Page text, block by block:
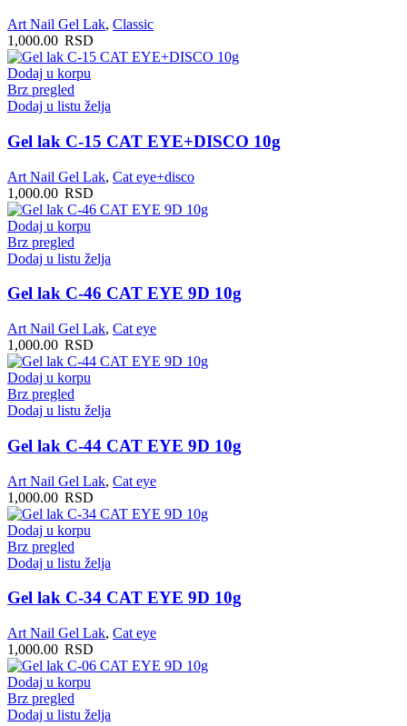
Art Nail Gel Lak, Classic
1,000.00 RSD
Dodaj u korpu
Brz pregled
Dodaj u listu želja
Gel lak C-15 CAT EYE+DISCO 10g
Art Nail Gel Lak, Cat eye+disco
1,000.00 RSD
Dodaj u korpu
Brz pregled
Dodaj u listu želja
Gel lak C-46 CAT EYE 9D 10g
Art Nail Gel Lak, Cat eye
1,000.00 RSD
Dodaj u korpu
Brz pregled
Dodaj u listu želja
Gel lak C-44 CAT EYE 9D 10g
Art Nail Gel Lak, Cat eye
1,000.00 RSD
Dodaj u korpu
Brz pregled
Dodaj u listu želja
Gel lak C-34 CAT EYE 9D 10g
Art Nail Gel Lak, Cat eye
1,000.00 RSD
Dodaj u korpu
Brz pregled
Dodaj u listu želja